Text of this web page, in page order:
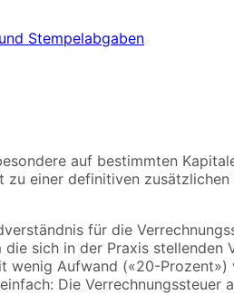
Stempelabgaben
auf bestimmten
einer definitiven
für die
sich in der Praxis stellenden
Aufwand («20-
Die Verrechnungssteuer